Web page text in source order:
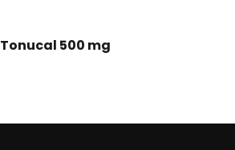
Tonucal 500 mg